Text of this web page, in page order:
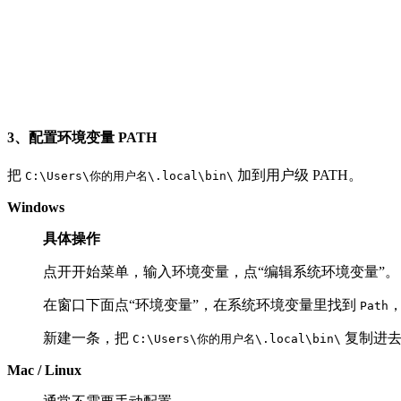
3、配置环境变量 PATH
把 C:\Users\你的用户名\.local\bin\ 加到用户级 PATH。
Windows
具体操作
点开开始菜单，输入环境变量，点“编辑系统环境变量”。
在窗口下面点“环境变量”，在系统环境变量里找到 Path
新建一条，把 C:\Users\你的用户名\.local\bin\ 复制进去
Mac / Linux